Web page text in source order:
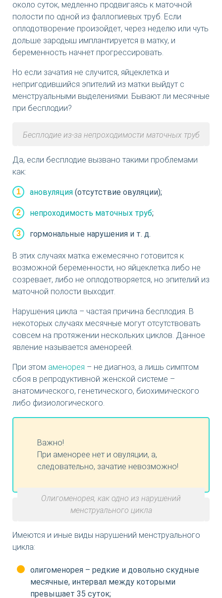
около суток, медленно продвигаясь к маточной
полости по одной из фаллопиевых труб. Если
оплодотворение произойдет, через неделю или чуть
дольше зародыш имплантируется в матку, и
беременность начнет прогрессировать.
Но если зачатия не случится, яйцеклетка и
непригодившийся эпителий из матки выйдут с
менструальными выделениями. Бывают ли месячные
при бесплодии?
Бесплодие из-за непроходимости маточных труб
Да, если бесплодие вызвано такими проблемами
как:
ановуляция (отсутствие овуляции);
непроходимость маточных труб;
гормональные нарушения и т. д.
В этих случаях матка ежемесячно готовится к
возможной беременности, но яйцеклетка либо не
созревает, либо не оплодотворяется, но эпителий из
маточной полости выходит.
Нарушения цикла – частая причина бесплодия. В
некоторых случаях месячные могут отсутствовать
совсем на протяжении нескольких циклов. Данное
явление называется аменореей.
При этом аменорея – не диагноз, а лишь симптом
сбоя в репродуктивной женской системе –
анатомического, генетического, биохимического
либо физиологического.
Важно!
При аменорее нет и овуляции, а,
следовательно, зачатие невозможно!
Олигоменорея, как одно из нарушений
менструального цикла
Имеются и иные виды нарушений менструального
цикла:
олигоменорея – редкие и довольно скудные
месячные, интервал между которыми
превышает 35 суток;